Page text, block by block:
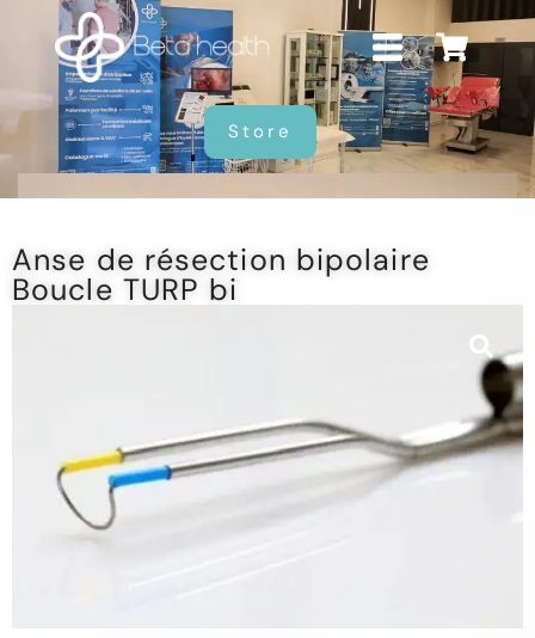
Store
Anse de résection bipolaire
Boucle TURP bi